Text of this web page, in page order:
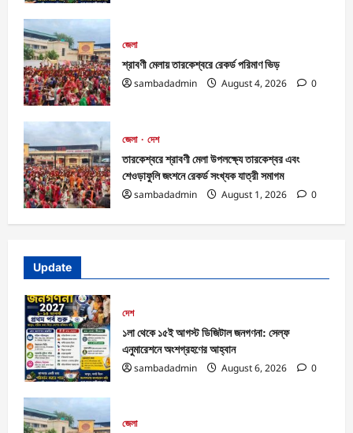
জেলা
শ্রাবণী মেলায় তারকেশ্বরে রেকর্ড পরিমাণ ভিড়
sambadadmin
August 4, 2026 0
জেলা
দেশ
তারকেশ্বরে শ্রাবণী মেলা উপলক্ষ্যে তারকেশ্বর এবং
শেওড়াফুলি জংশনে রেকর্ড সংখ্যক যাত্রী সমাগম
sambadadmin
August 1, 2026 0
Update
দেশ
১লা থেকে ১৫ই আগস্ট ডিজিটাল জনগণনা: সেল্ফ
এনুমারেশনে অংশগ্রহণের আহ্বান
sambadadmin
August 6, 2026 0
জেলা